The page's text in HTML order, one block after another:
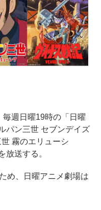
週日曜19時の「日曜
パン三世 セブンデイズ
霧のエリューシ
放送する。
め、日曜アニメ劇場は